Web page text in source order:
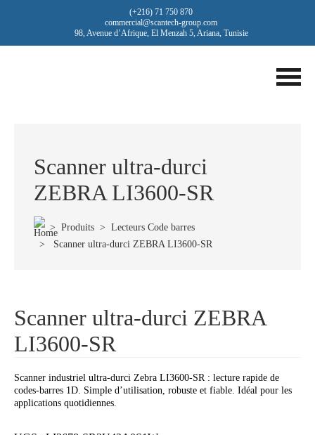
(+216) 71 750 870
commercial@scantech-group.com
98, Avenue d’Afrique, El Menzah 5, Ariana, Tunisie
Scanner ultra-durci
ZEBRA LI3600-SR
> Produits > Lecteurs Code barres
> Scanner ultra-durci ZEBRA LI3600-SR
Scanner ultra-durci ZEBRA
LI3600-SR
Scanner industriel ultra-durci Zebra LI3600-SR : lecture rapide de
codes-barres 1D. Simple d’utilisation, robuste et fiable. Idéal pour les
applications quotidiennes.